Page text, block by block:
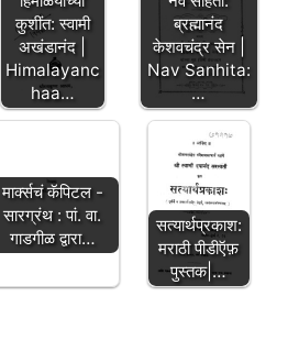
कुशींत: स्वामी
अखंडानंद |
Himalayanc
haa…
ब्रह्मानंद
केशवचंद्र सेन |
Nav Sanhita:
…
मार्क्सचं कॅपिटल -
सारग्रंथ : पां. वा.
गाडगीळ द्वारा…
सत्यार्थप्रकाश:
मराठी पीडीऍफ़
पुस्तक|…